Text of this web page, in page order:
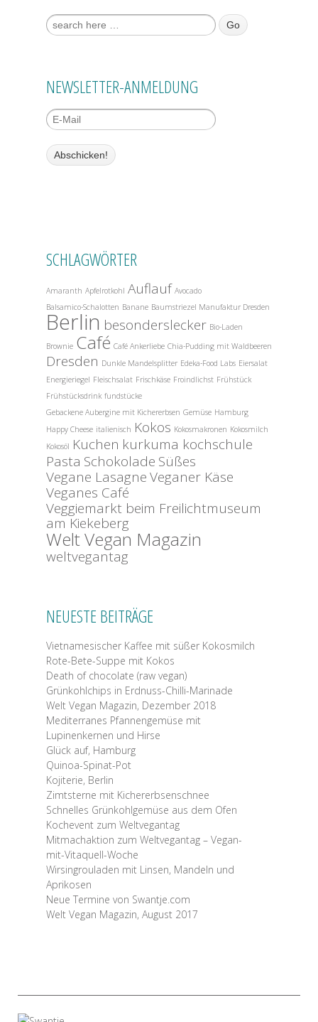
Suche nach:
NEWSLETTER-ANMELDUNG
SCHLAGWÖRTER
Amaranth Apfelrotkohl Auflauf Avocado
Balsamico-Schalotten Banane Baumstriezel Manufaktur Dresden
Berlin besonderslecker Bio-Laden
Brownie Café Café Ankerliebe Chia-Pudding mit Waldbeeren
Dresden Dunkle Mandelsplitter Edeka-Food Labs Eiersalat
Energieriegel Fleischsalat Frischkäse Froindlichst Frühstück
Frühstücksdrink fundstücke
Gebackene Aubergine mit Kichererbsen Gemüse Hamburg
Happy Cheese italienisch Kokos Kokosmakronen Kokosmilch
Kokosöl Kuchen kurkuma kochschule
Pasta Schokolade Süßes
Vegane LasagneVeganer Käse
Veganes Café
Veggiemarkt beim Freilichtmuseum
am Kiekeberg
Welt Vegan Magazin
weltvegantag
NEUESTE BEITRÄGE
Vietnamesischer Kaffee mit süßer Kokosmilch
Rote-Bete-Suppe mit Kokos
Death of chocolate (raw vegan)
Grünkohlchips in Erdnuss-Chilli-Marinade
Welt Vegan Magazin, Dezember 2018
Mediterranes Pfannengemüse mit
Lupinenkernen und Hirse
Glück auf, Hamburg
Quinoa-Spinat-Pot
Kojiterie, Berlin
Zimtsterne mit Kichererbsenschnee
Schnelles Grünkohlgemüse aus dem Ofen
Kochevent zum Weltvegantag
Mitmachaktion zum Weltvegantag – Vegan-
mit-Vitaquell-Woche
Wirsingrouladen mit Linsen, Mandeln und
Aprikosen
Neue Termine von Swantje.com
Welt Vegan Magazin, August 2017